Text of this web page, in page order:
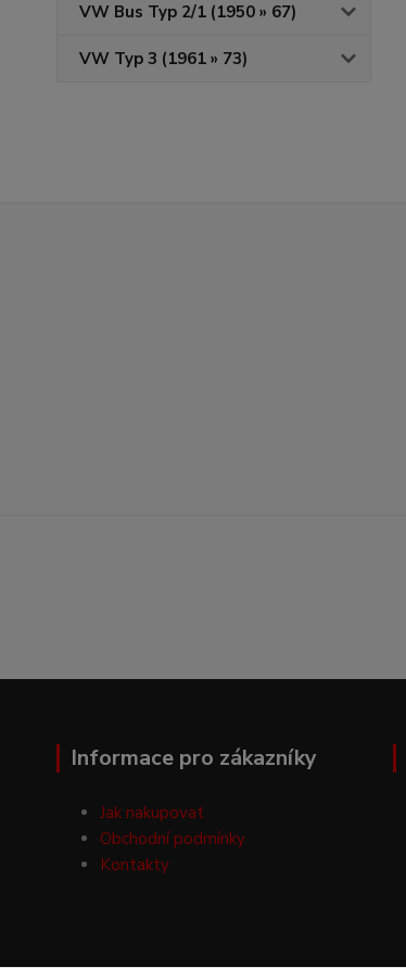
VW Bus Typ 2/1 (1950 » 67)
VW Typ 3 (1961 » 73)
Informace pro zákazníky
Jak nakupovat
Obchodní podmínky
Kontakty